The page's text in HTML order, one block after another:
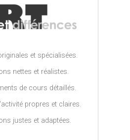
et spécialisées.
nettes et réalistes.
de cours détaillés.
propres et claires.
justes et adaptées.